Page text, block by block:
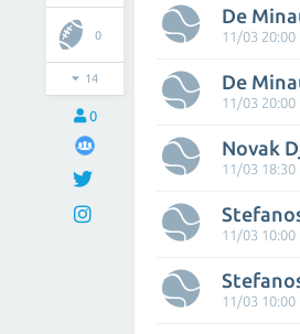
0
14
0
De
11/03 20:00
De
11/03 20:00
Novak
11/03 18:30
11/03 10:00
11/03 10:00